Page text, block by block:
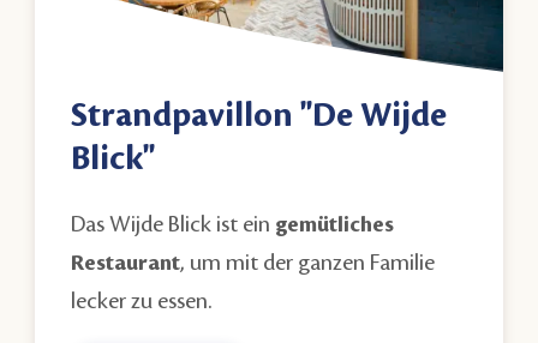
Strandpavillon "De Wijde
Blick"
Das Wijde Blick ist ein gemütliches
Restaurant, um mit der ganzen Familie
lecker zu essen.